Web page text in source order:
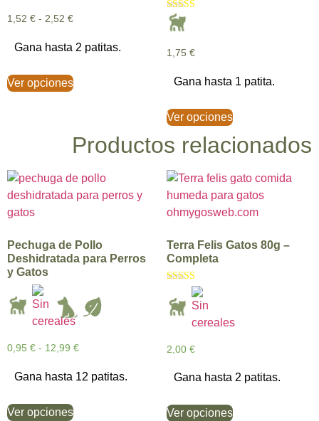
1,52 € - 2,52 €
Gana hasta 2 patitas.
Ver opciones
Valorado con
5.00
1,75 €
Gana hasta 1 patita.
Ver opciones
Productos relacionados
Pechuga de Pollo
Deshidratada para Perros
y Gatos
0,95 € - 12,99 €
Gana hasta 12 patitas.
Ver opciones
Terra Felis Gatos 80g –
Completa
Valorado con
5.00
de 5
2,00 €
Gana hasta 2 patitas.
Ver opciones